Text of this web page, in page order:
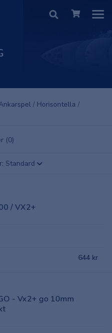
/ Horisontella /
(0)
Standard
/ VX2+
644 kr
- Vx2+ go 10mm